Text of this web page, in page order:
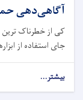
آگاهی‌دهی
کی از خطرناک
‌جای استفاده از
بیشتر...